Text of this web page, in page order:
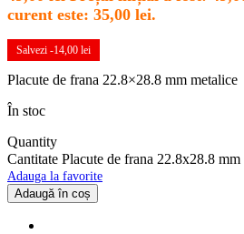
curent este: 35,00 lei.
Salvezi -14,00 lei
Placute de frana 22.8×28.8 mm metalice
În stoc
Quantity
Cantitate Placute de frana 22.8x28.8 mm
Adauga la favorite
Adaugă în coș